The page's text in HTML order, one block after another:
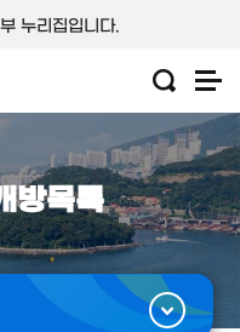
누리집입니다.
방목록